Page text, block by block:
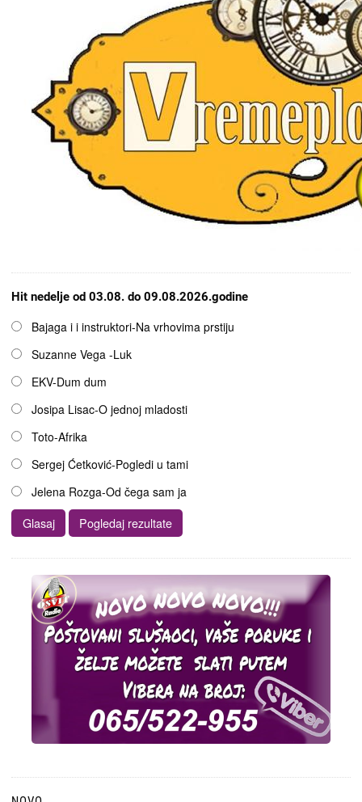
Hit nedelje od 03.08. do 09.08.2026.godine
OpcijeBajaga i i instruktori-Na vrhovima prstiju
Suzanne Vega -Luk
EKV-Dum dum
Josipa Lisac-O jednoj mladosti
Toto-Afrika
Sergej Ćetković-Pogledi u tami
Jelena Rozga-Od čega sam ja